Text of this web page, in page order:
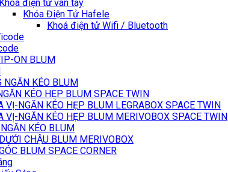
Khoá điện tử vân tay
Khóa Điện Tử Hafele
Khoá điện tử Wifi / Bluetooth
ON BLUM
NGĂN KÉO BLUM
KÉO HẸP BLUM SPACE TWIN
VỊ-NGĂN KÉO HẸP BLUM LEGRABOX SPACE TWIN
VỊ-NGĂN KÉO HẸP BLUM MERIVOBOX SPACE TWIN
KÉO BLUM
CHẬU BLUM MERIVOBOX
BLUM SPACE CORNER